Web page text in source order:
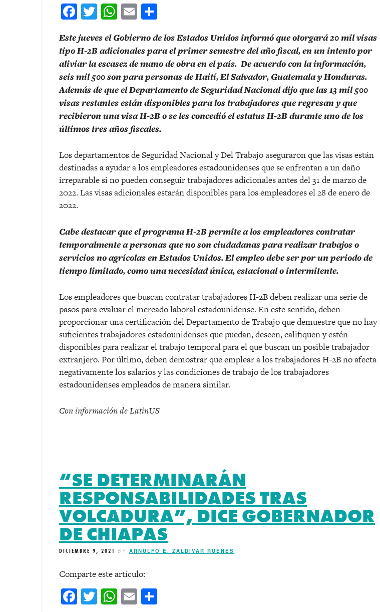
Facebook
Twitter
WhatsApp
Email
Este jueves el Gobierno de los Estados Unidos informó que otorgará 20 mil visas
tipo H-2B adicionales para el primer semestre del año fiscal, en un intento por
aliviar la escasez de mano de obra en el país. De acuerdo con la información,
seis mil 500 son para personas de Haití, El Salvador, Guatemala y Honduras.
Además de que el Departamento de Seguridad Nacional dijo que las 13 mil 500
visas restantes están disponibles para los trabajadores que regresan y que
recibieron una visa H-2B o se les concedió el estatus H-2B durante uno de los
últimos tres años fiscales.
Los departamentos de Seguridad Nacional y Del Trabajo aseguraron que las visas están
destinadas a ayudar a los empleadores estadounidenses que se enfrentan a un daño
irreparable si no pueden conseguir trabajadores adicionales antes del 31 de marzo de
2022. Las visas adicionales estarán disponibles para los empleadores el 28 de enero de
2022.
Cabe destacar que el programa H-2B permite a los empleadores contratar
temporalmente a personas que no son ciudadanas para realizar trabajos o
servicios no agrícolas en Estados Unidos. El empleo debe ser por un periodo de
tiempo limitado, como una necesidad única, estacional o intermitente.
Los empleadores que buscan contratar trabajadores H-2B deben realizar una serie de
pasos para evaluar el mercado laboral estadounidense. En este sentido, deben
proporcionar una certificación del Departamento de Trabajo que demuestre que no hay
suficientes trabajadores estadounidenses que puedan, deseen, califiquen y estén
disponibles para realizar el trabajo temporal para el que buscan un posible trabajador
extranjero. Por último, deben demostrar que emplear a los trabajadores H-2B no afecta
negativamente los salarios y las condiciones de trabajo de los trabajadores
estadounidenses empleados de manera similar.
Con información de LatinUS
“SE DETERMINARÁN
RESPONSABILIDADES TRAS
VOLCADURA”, DICE GOBERNADOR
DE CHIAPAS
DICIEMBRE 9, 2021 BY ARNULFO E. ZALDIVAR RUENES
Comparte este artículo:
Facebook
Twitter
WhatsApp
Email